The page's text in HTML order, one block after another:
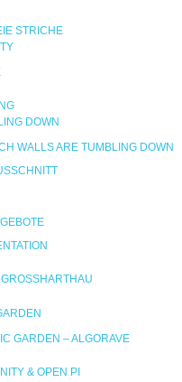
STRICHE
DOWN
WALLS ARE TUMBLING DOWN
GARDEN – ALGORAVE
& OPEN PI